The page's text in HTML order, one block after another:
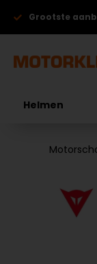
Grootste
Helmen